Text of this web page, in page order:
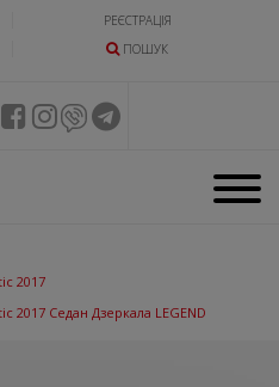
РЕЄСТРАЦІЯ
ПОШУК
2017
2017 Седан Дзеркала LEGEND